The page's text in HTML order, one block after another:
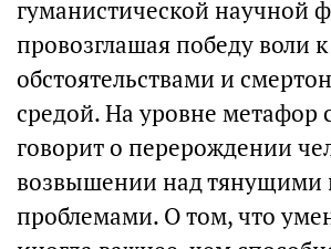
гуманистической научной
провозглашая победу воли
обстоятельствами и
средой. На уровне метафор
говорит о перерождении
возвышении над тянущими
проблемами. О том, что